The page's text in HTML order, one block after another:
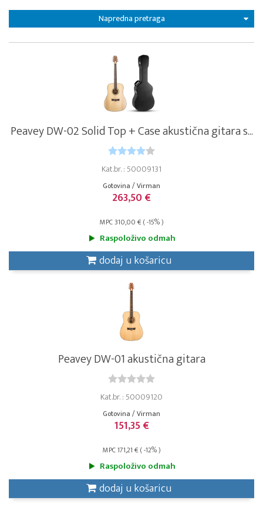
Napredna pretraga
Peavey DW-02 Solid Top + Case akustična gitara s...
Kat.br. : 50009131
Gotovina / Virman
263,50 €
MPC 310,00 € ( -15% )
Raspoloživo odmah
dodaj u košaricu
Peavey DW-01 akustična gitara
Kat.br. : 50009120
Gotovina / Virman
151,35 €
MPC 171,21 € ( -12% )
Raspoloživo odmah
dodaj u košaricu